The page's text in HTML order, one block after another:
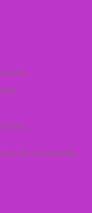
волос
волос
Уход за волосами